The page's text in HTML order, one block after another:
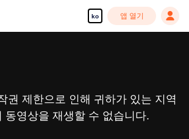
ko 앱 열기
권 제한으로 인해 귀하가 있는 지역
동영상을 재생할 수 없습니다.